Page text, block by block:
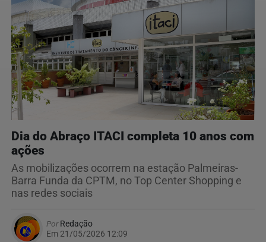
Dia do Abraço ITACI completa 10 anos com
ações
As mobilizações ocorrem na estação Palmeiras-
Barra Funda da CPTM, no Top Center Shopping e
nas redes sociais
PorRedação
Em 21/05/2026 12:09